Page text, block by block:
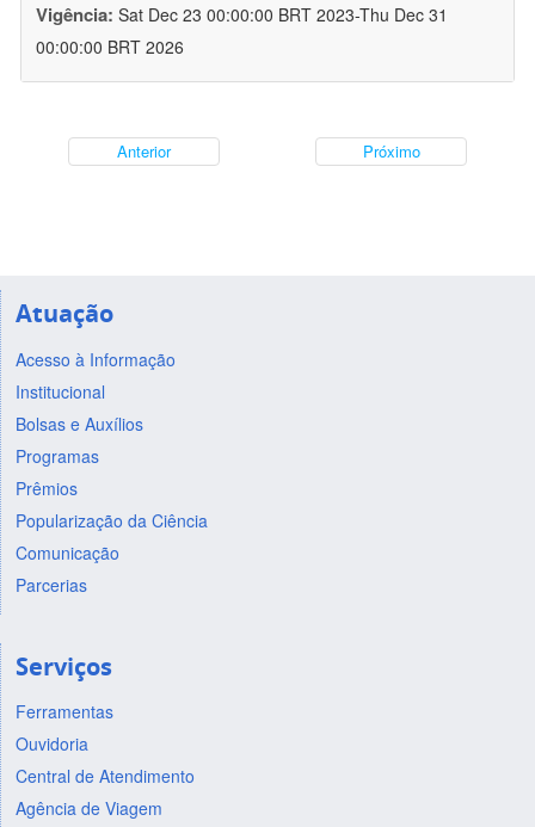
Vigência: Sat Dec 23 00:00:00 BRT 2023-Thu Dec 31
00:00:00 BRT 2026
Anterior Próximo
Atuação
Acesso à Informação
Institucional
Bolsas e Auxílios
Programas
Prêmios
Popularização da Ciência
Comunicação
Parcerias
Serviços
Ferramentas
Ouvidoria
Central de Atendimento
Agência de Viagem